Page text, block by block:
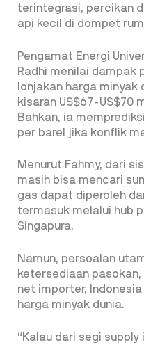
terintegrasi, percikan
api kecil di dompet
Pengamat Energi
Radhi menilai dampak
lonjakan harga minyak
kisaran US$67-US$70
Bahkan, ia
per barel jika konflik
Menurut Fahmy, dari
masih bisa mencari
gas dapat diperoleh
termasuk melalui hub
Singapura.
Namun, persoalan
ketersediaan
net importer,
harga minyak dunia.
“Kalau dari segi